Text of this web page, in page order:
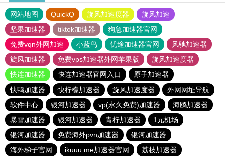
网站地图 QuickQ 旋风加速度器
旋风加速
坚果加速器
tiktok加速器
狗急加速器官网
免费vqn外网加速
小蓝鸟 优途加速器官网
风驰加速器
旋风加速器
免费vps加速器外网苹果版
旋风加速度器
快连加速器
快连加速器官网入口
原子加速器
快鸭加速器
快柠檬加速器 旋风加速度器
外网网址导航
软件中心
银河加速器 vp(永久免费)加速器
海鸥加速器
暴雪加速器
银河加速器 青柠加速器
1元机场
银河加速器
免费海外pvn加速器
银河加速器
海外梯子官网
ikuuu.me加速器官网
荔枝加速器